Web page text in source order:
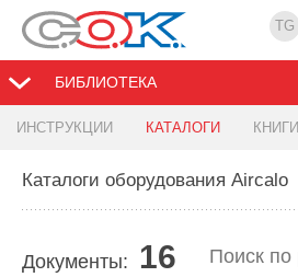
TG
БИБЛИОТЕКА
ИНСТРУКЦИИ КАТАЛОГИ КНИГИ
Каталоги оборудования Aircalo
Документы: 16